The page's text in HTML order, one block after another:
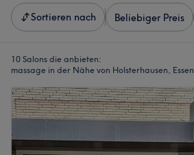
Sortieren nach Beliebiger Preis
10 Salons die anbieten:
massage in der Nähe von Holsterhausen, Essen